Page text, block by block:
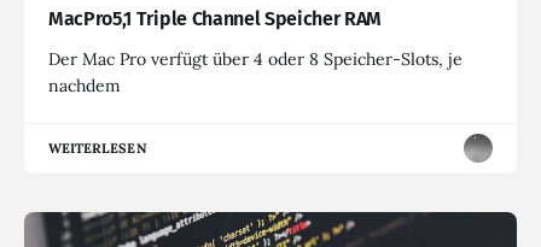
MacPro5,1 Triple Channel Speicher RAM
Der Mac Pro verfügt über 4 oder 8 Speicher-Slots, je
nachdem
WEITERLESEN